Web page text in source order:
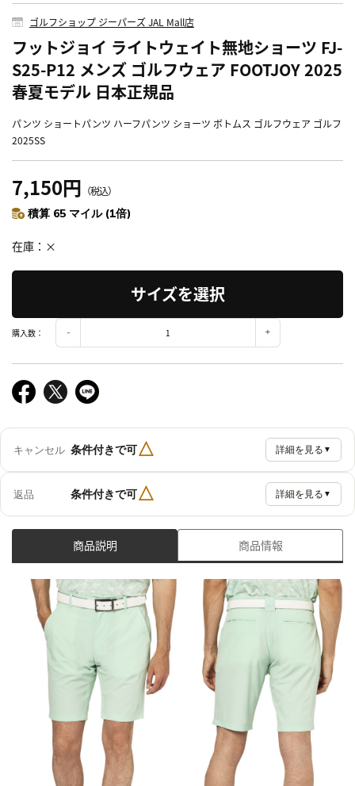
ゴルフショップ ジーパーズ JAL Mall店
フットジョイ ライトウェイト無地ショーツ FJ-
S25-P12 メンズ ゴルフウェア FOOTJOY 2025
春夏モデル 日本正規品
パンツ ショートパンツ ハーフパンツ ショーツ ボトムス ゴルフウェア ゴルフ
2025SS
7,150円 （税込）
積算 65 マイル (1倍)
在庫 ×
サイズを選択
購入数：
キャンセル 条件付きで可△ 詳細を見る ▼
返品 条件付きで可△ 詳細を見る ▼
商品説明 商品情報